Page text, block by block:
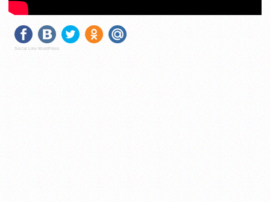
Social Like WordPress